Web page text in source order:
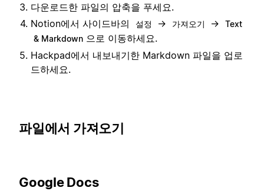
다운로드한 파일의 압축을 푸세요.
Notion에서 사이드바의
설정 → 가져오기 →
Text
& Markdown 으로 이동하세요.
Hackpad에서 내보내기한 Markdown 파일을 업로
드하세요.
파일에서 가져오기
Google Docs